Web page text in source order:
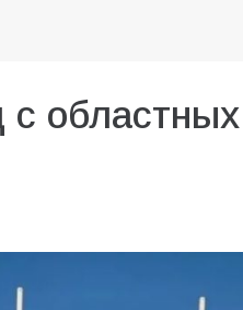
с областных